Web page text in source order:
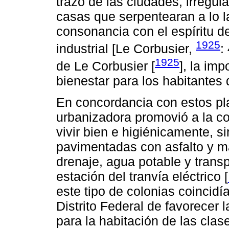
casas que serpentearan a lo
consonancia con el espíritu
industrial [Le Corbusier, 1925:
de Le Corbusier [1925], la
bienestar para los habitantes
En concordancia con estos
urbanizadora promovió a la
vivir bien e higiénicamente,
pavimentadas con asfalto y
drenaje, agua potable y
estación del tranvía eléctrico [
este tipo de colonias
Distrito Federal de favorecer
para la habitación de las